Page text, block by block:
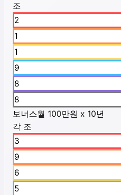
조
2
1
1
9
8
8
보너스월 100만원 x 10년
각 조
3
9
6
5